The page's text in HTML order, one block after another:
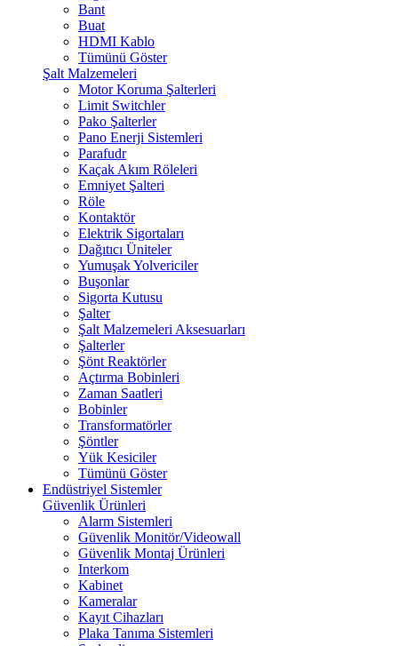
Bant
Buat
HDMI Kablo
Tümünü Göster
Şalt Malzemeleri
Motor Koruma Şalterleri
Limit Switchler
Pako Şalterler
Pano Enerji Sistemleri
Parafudr
Kaçak Akım Röleleri
Emniyet Şalteri
Röle
Kontaktör
Elektrik Sigortaları
Dağıtıcı Üniteler
Yumuşak Yolvericiler
Buşonlar
Sigorta Kutusu
Şalter
Şalt Malzemeleri Aksesuarları
Şalterler
Şönt Reaktörler
Açtırma Bobinleri
Zaman Saatleri
Bobinler
Transformatörler
Şöntler
Yük Kesiciler
Tümünü Göster
Endüstriyel Sistemler
Güvenlik Ürünleri
Alarm Sistemleri
Güvenlik Monitör/Videowall
Güvenlik Montaj Ürünleri
Interkom
Kabinet
Kameralar
Kayıt Cihazları
Plaka Tanıma Sistemleri